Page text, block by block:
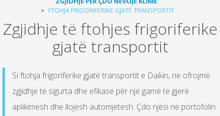
FTOHJA FRIGORIFERIKE GJATË TRANSPORTIT
Zgjidhje të ftohjes frigoriferike
gjatë transportit
Si ftohja frigoriferike gjatë transportit e Daikin, ne ofrojmë
zgjidhje të sigurta dhe efikase për një gamë të gjerë
aplikimesh dhe llojesh automjetesh. Çdo njësi në portofolin